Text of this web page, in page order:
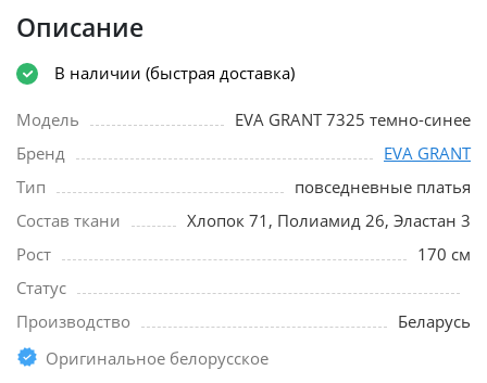
Описание
В наличии (быстрая доставка)
Модель
EVA GRANT 7325 темно-синее
Бренд
EVA GRANT
Тип
повседневные платья
Состав ткани
Хлопок 71, Полиамид 26, Эластан 3
Рост
170 см
Статус
Производство
Беларусь
Оригинальное белорусское